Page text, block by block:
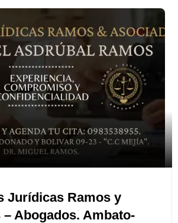
Jurídicas Ramos y
Abogados. Ambato-